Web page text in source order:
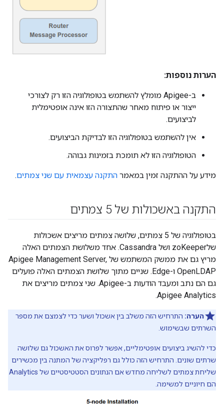
הערות נוספות:
ב-Apigee מומלץ להשתמש בטופולוגיה הזו רק לצורכי
ייצור או פיתוח מאחר שהתצורה הזו אינה אופטימלית
לביצועים.
אין להשתמש בטופולוגיה הזו לבדיקת הביצועים.
הטופולוגיה הזו לא תומכת בזמינות גבוהה.
מידע על ההתקנה זמין במאמר התקנה עצמאית עם שני צמתים.
התקנה באשכולות של 5 צמתים
בטופולוגיה של 5 צמתים, שלושה צמתים מריצים אשכולות
שלzoKeeper ושל Cassandra. אחד משלושת הצמתים האלה
מריץ גם את ממשק המשתמש של Apigee Management Server,
OpenLDAP ו-Edge. שניים מתוך שלושת הצמתים האלה פועלים
גם הם נתב ומעבד הודעות ב-Apigee. שני צמתים מריצים את
Apigee Analytics.
הערה: התרחיש הזה משלב בין אשכול ושער כדי לצמצם את מספר
השרתים שבשימוש.
כדי להשיג ביצועים אופטימליים, אפשר לפרוס את האשכול גם שלושה
שרתים שונים. התרחיש הזה כולל גם רפליקציה של המתנה בין מכשירים
שליחת צמתים לשליחה מחדש אם הנתונים הסטטיסטיים של Analytics
הם חיוניים למשימה.